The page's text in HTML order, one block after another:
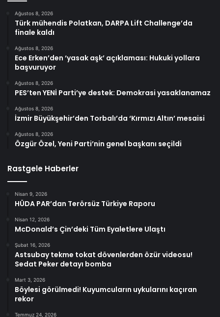
Ağustos 8, 2026
Türk mühendis Polatkan, DARPA Lift Challenge’da
finale kaldı
Ağustos 8, 2026
Ece Erken’den ‘yasak aşk’ açıklaması: Hukuki yollara
başvuruyor
Ağustos 8, 2026
PES’ten YENİ Parti’ye destek: Demokrasi yasaklanamaz
Ağustos 8, 2026
İzmir Büyükşehir’den Torbalı’da ‘Kırmızı Altın’ mesaisi
Ağustos 8, 2026
Özgür Özel, Yeni Parti’nin genel başkanı seçildi
Rastgele Haberler
Nisan 9, 2026
HÜDA PAR’dan Terörsüz Türkiye Raporu
Nisan 12, 2026
McDonald’s Çin’deki Tüm Eyaletlere Ulaştı
Şubat 16, 2026
Astsubay tekme tokat dövenlerden özür videosu!
Sedat Peker detayı bomba
Mart 3, 2026
Böylesi görülmedi! Kuyumcuların uykularını kaçıran
rekor
Temmuz 24, 2026